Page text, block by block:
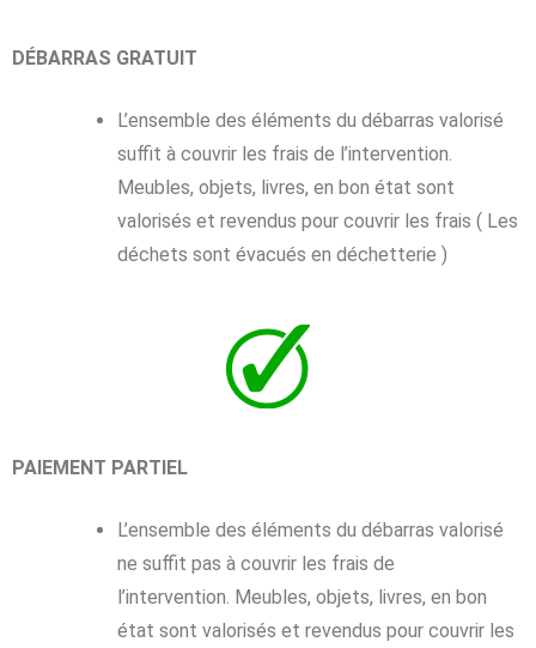
DÉBARRAS GRATUIT
L’ensemble des éléments du débarras valorisé
suffit à couvrir les frais de l’intervention.
Meubles, objets, livres, en bon état sont
valorisés et revendus pour couvrir les frais ( Les
déchets sont évacués en déchetterie )
PAIEMENT PARTIEL
L’ensemble des éléments du débarras valorisé
ne suffit pas à couvrir les frais de
l’intervention. Meubles, objets, livres, en bon
état sont valorisés et revendus pour couvrir les